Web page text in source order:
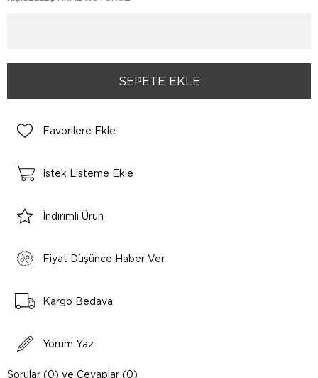
Favorilere Ekle
İstek Listeme Ekle
İndirimli Ürün
Fiyat Düşünce Haber Ver
Kargo Bedava
Yorum Yaz
Sorular (0) ve Cevaplar (0)